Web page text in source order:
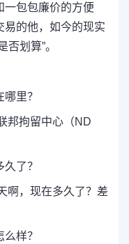
一包包廉价的方便
易的他，如今的现实
划算”。
里？
邦拘留中心（ND
了？
，现在多久了？差
样？